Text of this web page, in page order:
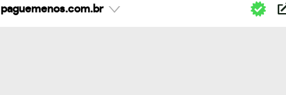
paguemenos.com.br